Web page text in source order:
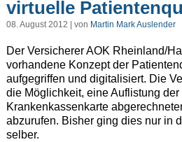
virtuelle
08. August 2012 | von Martin Mark Auslender
Der Versicherer AOK Rheinland/
vorhandene Konzept der
aufgegriffen und digitalisiert. Die
die Möglichkeit, eine Auflistung der
Krankenkassenkarte
abzurufen. Bisher ging dies nur in
selber.